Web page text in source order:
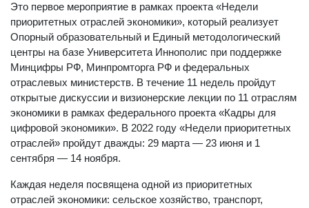
Это первое мероприятие в рамках проекта «Недели
приоритетных отраслей экономики», который реализует
Опорный образовательный и Единый методологический
центры на базе Университета Иннополис при поддержке
Минцифры РФ, Минпромторга РФ и федеральных
отраслевых министерств. В течение 11 недель пройдут
открытые дискуссии и визионерские лекции по 11 отраслям
экономики в рамках федерального проекта «Кадры для
цифровой экономики». В 2022 году «Недели приоритетных
отраслей» пройдут дважды: 29 марта — 23 июня и 1
сентября — 14 ноября.
Каждая неделя посвящена одной из приоритетных
отраслей экономики: сельское хозяйство, транспорт,